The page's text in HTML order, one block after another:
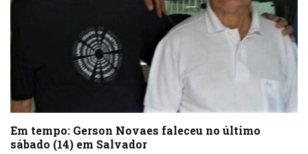
Em tempo: Gerson Novaes faleceu no último
sábado (14) em Salvador